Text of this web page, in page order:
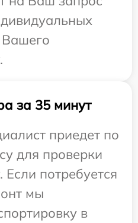
за 35 минут
приедет по
для проверки
Если потребуется
мы
в